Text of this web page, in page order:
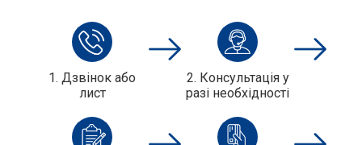
1. Дзвінок або
лист
2. Консультація у
разі необхідності